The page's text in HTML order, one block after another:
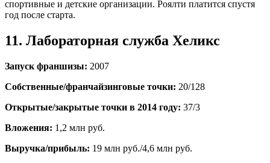
спортивные и детские организации. Роялти платится спустя
год после старта.
11. Лабораторная служба Хеликс
Запуск франшизы: 2007
Собственные/франчайзинговые точки: 20/128
Открытые/закрытые точки в 2014 году: 37/3
Вложения: 1,2 млн руб.
Выручка/прибыль: 19 млн руб./4,6 млн руб.